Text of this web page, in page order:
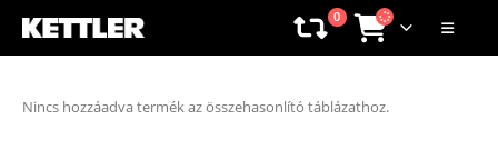
0
Nincs hozzáadva termék az összehasonlító táblázathoz.